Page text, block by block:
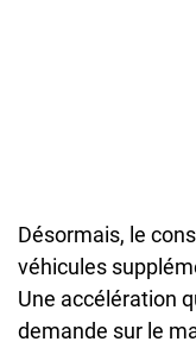
Désormais, le
véhicules
Une accélération
demande sur le